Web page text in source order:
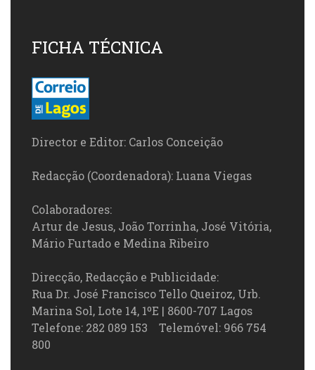
FICHA TÉCNICA
Director e Editor: Carlos Conceição
Redacção (Coordenadora): Luana Viegas
Colaboradores:
Artur de Jesus, João Torrinha, José Vitória,
Mário Furtado e Medina Ribeiro
Direcção, Redacção e Publicidade:
Rua Dr. José Francisco Tello Queiroz, Urb.
Marina Sol, Lote 14, 1ºE | 8600-707 Lagos
Telefone: 282 089 153 Telemóvel: 966 754
800